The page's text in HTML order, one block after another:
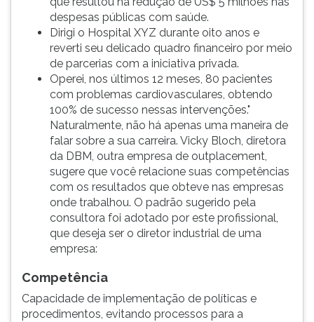
despesas públicas com saúde.
Dirigi o Hospital XYZ durante oito anos e
reverti seu delicado quadro financeiro por meio
de parcerias com a iniciativa privada.
Operei, nos últimos 12 meses, 80 pacientes
com problemas cardiovasculares, obtendo
100% de sucesso nessas intervenções."
Naturalmente, não há apenas uma maneira de
falar sobre a sua carreira. Vicky Bloch, diretora
da DBM, outra empresa de outplacement,
sugere que você relacione suas competências
com os resultados que obteve nas empresas
onde trabalhou. O padrão sugerido pela
consultora foi adotado por este profissional,
que deseja ser o diretor industrial de uma
empresa:
Competência
Capacidade de implementação de políticas e
procedimentos, evitando processos para a